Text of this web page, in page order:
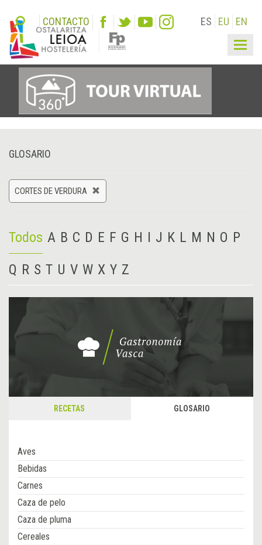
CONTACTO ES EU EN
GLOSARIO
CORTES DE VERDURA
Todos A B C D E F G H I J K L M N O P
Q R S T U V W X Y Z
RECETAS GLOSARIO
Aves
Bebidas
Carnes
Caza de pelo
Caza de pluma
Cereales